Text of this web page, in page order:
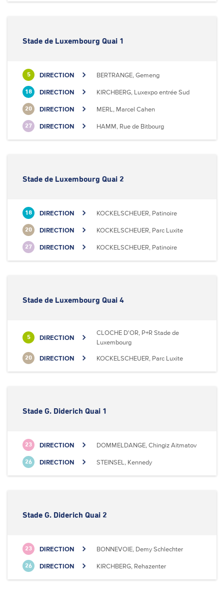
Stade de Luxembourg Quai 1
5 DIRECTION BERTRANGE, Gemeng
18 DIRECTION KIRCHBERG, Luxexpo entrée Sud
20 DIRECTION MERL, Marcel Cahen
27 DIRECTION HAMM, Rue de Bitbourg
Stade de Luxembourg Quai 2
18 DIRECTION KOCKELSCHEUER, Patinoire
20 DIRECTION KOCKELSCHEUER, Parc Luxite
27 DIRECTION KOCKELSCHEUER, Patinoire
Stade de Luxembourg Quai 4
5 DIRECTION
CLOCHE D'OR, P+R Stade de
Luxembourg
20 DIRECTION KOCKELSCHEUER, Parc Luxite
Stade G. Diderich Quai 1
23 DIRECTION DOMMELDANGE, Chingiz Aitmatov
26 DIRECTION STEINSEL, Kennedy
Stade G. Diderich Quai 2
23 DIRECTION BONNEVOIE, Demy Schlechter
26 DIRECTION KIRCHBERG, Rehazenter